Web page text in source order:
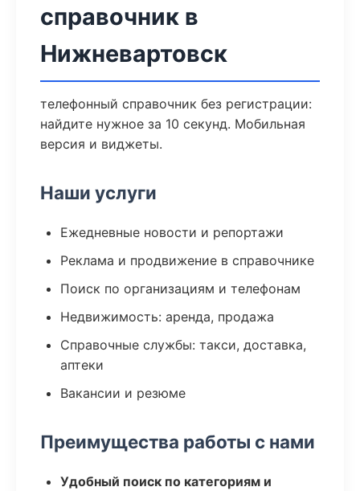
справочник в
Нижневартовск
телефонный справочник без регистрации:
найдите нужное за 10 секунд. Мобильная
версия и виджеты.
Наши услуги
Ежедневные новости и репортажи
Реклама и продвижение в справочнике
Поиск по организациям и телефонам
Недвижимость: аренда, продажа
Справочные службы: такси, доставка,
аптеки
Вакансии и резюме
Преимущества работы с нами
Удобный поиск по категориям и